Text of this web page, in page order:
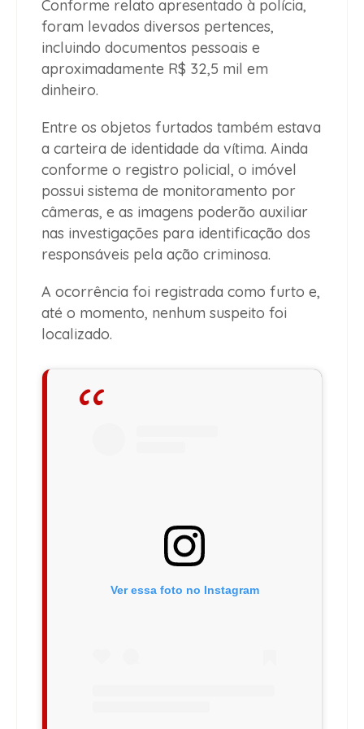
Conforme relato apresentado à polícia,
foram levados diversos pertences,
incluindo documentos pessoais e
aproximadamente R$ 32,5 mil em
dinheiro.
Entre os objetos furtados também estava
a carteira de identidade da vítima. Ainda
conforme o registro policial, o imóvel
possui sistema de monitoramento por
câmeras, e as imagens poderão auxiliar
nas investigações para identificação dos
responsáveis pela ação criminosa.
A ocorrência foi registrada como furto e,
até o momento, nenhum suspeito foi
localizado.
Ver essa foto no Instagram